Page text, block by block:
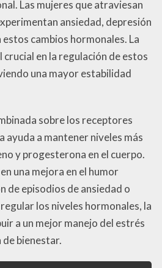
Las mujeres que atraviesan
ansiedad, depresión
cambios hormonales. La
crucial en la regulación de estos
una mayor estabilidad
sobre los receptores
ayuda a mantener niveles más
y progesterona en el cuerpo.
una mejora en el humor
de episodios de ansiedad o
los niveles hormonales, la
a un mejor manejo del estrés
de bienestar.